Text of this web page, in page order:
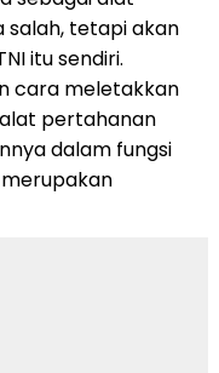
salah, tetapi akan
itu sendiri.
cara meletakkan
alat pertahanan
dalam fungsi